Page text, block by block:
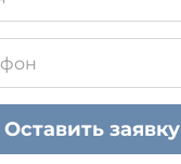
Оставить заявку